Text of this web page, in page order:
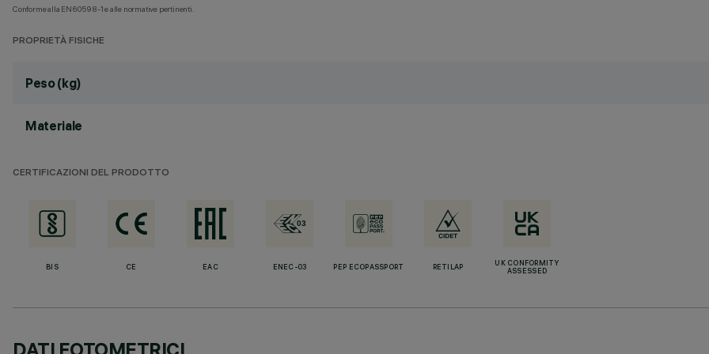
Conforme alla EN60598-1 e alle normative pertinenti.
PROPRIETÀ FISICHE
Peso (kg)
Materiale
CERTIFICAZIONI DEL PRODOTTO
BIS CE EAC ENEC-03 PEP ECOPASSPORT RETILAP
UK CONFORMITY
ASSESSED
DATI FOTOMETRICI